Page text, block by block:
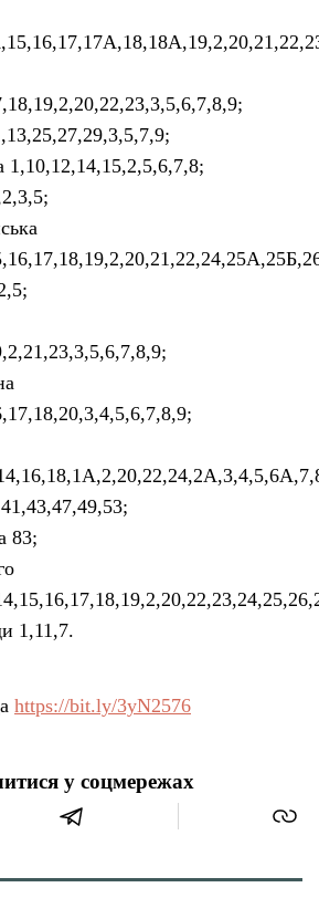
83;
1,11,7.
https://bit.ly/3yN2576
у соцмережах